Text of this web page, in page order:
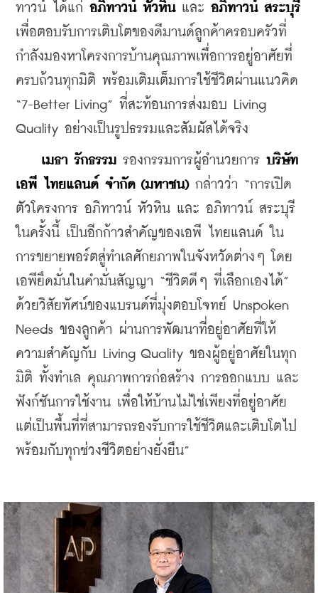
ทาวน์ ได้แก่ อภิทาวน์ หัวหิน และ อภิทาวน์ สระบุรี
เพื่อตอบรับการเติบโตของดีมานด์ลูกค้าครอบครัวที่
กำลังมองหาโครงการบ้านคุณภาพเพื่อการอยู่อาศัยที่
ครบถ้วนทุกมิติ พร้อมเติมเต็มการใช้ชีวิตผ่านแนวคิด
“7-Better Living” ที่สะท้อนการส่งมอบ Living
Quality อย่างเป็นรูปธรรมและสัมผัสได้จริง
เมธา รักธรรม รองกรรมการผู้อำนวยการ บริษัท
เอพี ไทยแลนด์ จำกัด (มหาชน) กล่าวว่า “การเปิด
ตัวโครงการ อภิทาวน์ หัวหิน และ อภิทาวน์ สระบุรี
ในครั้งนี้ เป็นอีกก้าวสำคัญของเอพี ไทยแลนด์ ใน
การขยายพอร์ตสู่ทำเลศักยภาพในจังหวัดต่างๆ โดย
เอพียึดมั่นในคำมั่นสัญญา “ชีวิตดีๆ ที่เลือกเองได้”
ด้วยวิสัยทัศน์ของแบรนด์ที่มุ่งตอบโจทย์ Unspoken
Needs ของลูกค้า ผ่านการพัฒนาที่อยู่อาศัยที่ให้
ความสำคัญกับ Living Quality ของผู้อยู่อาศัยในทุก
มิติ ทั้งทำเล คุณภาพการก่อสร้าง การออกแบบ และ
ฟังก์ชันการใช้งาน เพื่อให้บ้านไม่ใช่เพียงที่อยู่อาศัย
แต่เป็นพื้นที่ที่สามารถรองรับการใช้ชีวิตและเติบโตไป
พร้อมกับทุกช่วงชีวิตอย่างยั่งยืน”